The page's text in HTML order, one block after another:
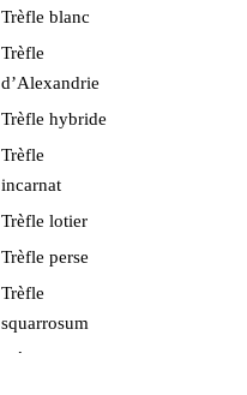
Trèfle blanc
Trèfle
d’Alexandrie
Trèfle hybride
Trèfle
incarnat
Trèfle lotier
Trèfle perse
Trèfle
squarrosum
Trèfle violet